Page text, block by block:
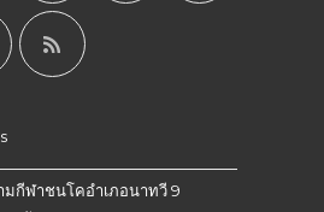
กีฬาชนโคอำเภอนาทวี 9